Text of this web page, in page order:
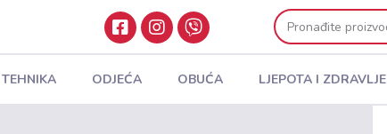
TEHNIKA ODJEĆA OBUĆA LJEPOTA I ZDRAVLJE